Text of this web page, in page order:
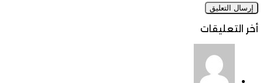
أخر التعليقات